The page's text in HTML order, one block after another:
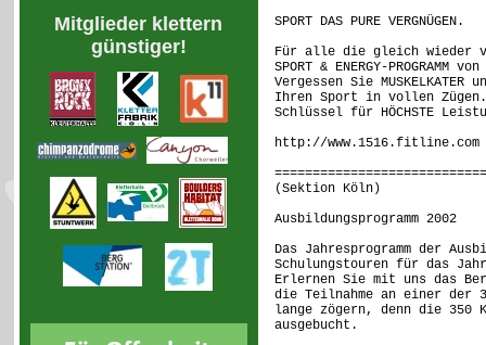
Mitglieder klettern
günstiger!
SPORT DAS PURE VERGNÜGEN.
Für alle die gleich wieder
SPORT & ENERGY-
Vergessen Sie MUSKELKATER
Ihren Sport in vollen
Schlüssel für HÖCHSTE
http://www.1516.fitline.com
(Sektion
Ausbildungsprogramm 2002
Das Jahresprogramm der
Schulungstouren für das
Erlernen Sie mit uns das
die Teilnahme an einer der
lange zögern, denn die 350
ausgebucht.